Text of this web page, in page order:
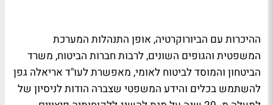
ההיכרות עם הביורוקרטיה, אופן התנהלות המערכת
המשפטית והגופים השונים, לרבות חברות הביטוח, משרד
הביטחון והמוסד לביטוח לאומי, מאפשרת לעו"ד אריאלה גפן
להשתמש בכלים והידע המשפטי שצברה הודות לניסיון של